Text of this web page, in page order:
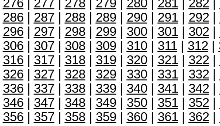
276| 277| 278| 279| 280| 281| 282|
286| 287| 288| 289| 290| 291| 292|
296| 297| 298| 299| 300| 301| 302|
306| 307| 308| 309| 310| 311| 312|
316| 317| 318| 319| 320| 321| 322|
326| 327| 328| 329| 330| 331| 332|
336| 337| 338| 339| 340| 341| 342|
346| 347| 348| 349| 350| 351| 352|
356| 357| 358| 359| 360| 361| 362|